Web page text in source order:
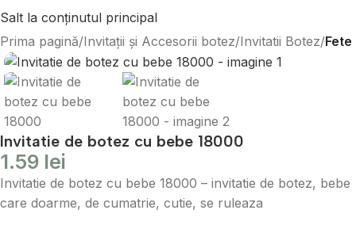
Salt la conținutul principal
Prima pagină Invitații și Accesorii botez Invitatii Botez Fete
Invitatie de botez cu bebe 18000
1.59 lei
Invitatie de botez cu bebe 18000 – invitatie de botez, bebe
care doarme, de cumatrie, cutie, se ruleaza